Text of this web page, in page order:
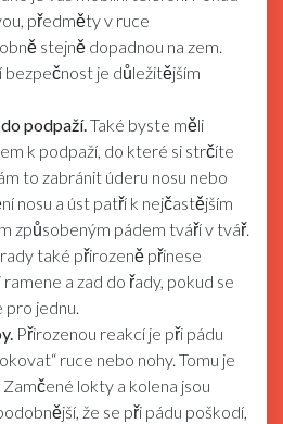
předměty v ruce
stejně dopadnou na zem.
bezpečnost je důležitějším
podpaží.Také byste měli
k podpaží, do které si strčíte
to zabránit úderu nosu nebo
nosu a úst patří k nejčastějším
způsobeným pádem tváří v tvář.
také přirozeně přinese
ramene a zad do řady, pokud se
jednu.
Přirozenou reakcí je při pádu
ruce nebo nohy. Tomu je
lokty a kolena jsou
že se při pádu poškodí,